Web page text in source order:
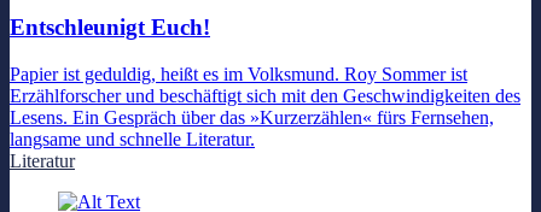
Entschleunigt Euch!
Papier ist geduldig, heißt es im Volksmund. Roy Sommer ist
Erzählforscher und beschäftigt sich mit den Geschwindigkeiten des
Lesens. Ein Gespräch über das »Kurzerzählen« fürs Fernsehen,
langsame und schnelle Literatur.
Literatur